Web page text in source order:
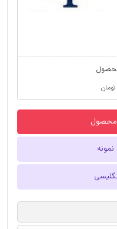
تومان
محصول
نمونه